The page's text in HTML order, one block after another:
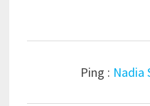
Ping : Nadia